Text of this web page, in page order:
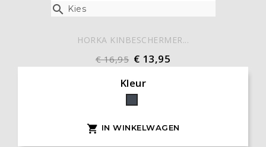
 Kies
HORKA KINBESCHERMER...
€ 16,95 € 13,95
Kleur
Zwart
 IN WINKELWAGEN